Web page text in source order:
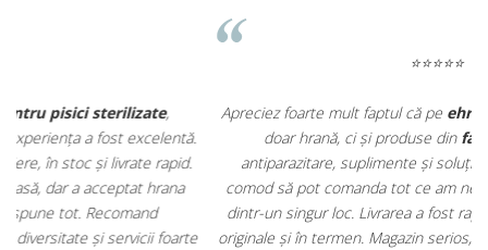
Apreciez foarte mult faptul că peehranaanimale.rogăsesc nu
doar hrană, ci și produse dinfarmacia veterinară:
antiparazitare, suplimente și soluții de îngrijire. Este foarte
comod să pot comanda tot ce am nevoie pentru animalul meu
dintr-un singur loc. Livrarea a fost rapidă, iar produsele au fost
originale și în termen. Magazin serios, bine organizat și foarte util